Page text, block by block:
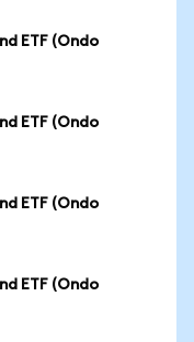
ETF (Ondo
ETF (Ondo
ETF (Ondo
ETF (Ondo